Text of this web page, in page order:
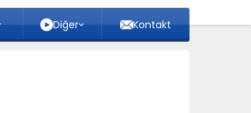
Diğer Kontakt